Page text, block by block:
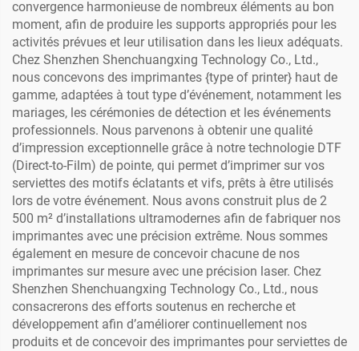
convergence harmonieuse de nombreux éléments au bon
moment, afin de produire les supports appropriés pour les
activités prévues et leur utilisation dans les lieux adéquats.
Chez Shenzhen Shenchuangxing Technology Co., Ltd.,
nous concevons des imprimantes {type of printer} haut de
gamme, adaptées à tout type d’événement, notamment les
mariages, les cérémonies de détection et les événements
professionnels. Nous parvenons à obtenir une qualité
d’impression exceptionnelle grâce à notre technologie DTF
(Direct-to-Film) de pointe, qui permet d’imprimer sur vos
serviettes des motifs éclatants et vifs, prêts à être utilisés
lors de votre événement. Nous avons construit plus de 2
500 m² d’installations ultramodernes afin de fabriquer nos
imprimantes avec une précision extrême. Nous sommes
également en mesure de concevoir chacune de nos
imprimantes sur mesure avec une précision laser. Chez
Shenzhen Shenchuangxing Technology Co., Ltd., nous
consacrerons des efforts soutenus en recherche et
développement afin d’améliorer continuellement nos
produits et de concevoir des imprimantes pour serviettes de